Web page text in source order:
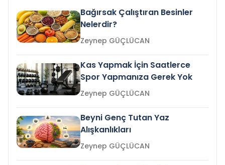
Bağırsak Çalıştıran Besinler
Nelerdir?
Zeynep GÜÇLÜCAN
Kas Yapmak İçin Saatlerce
Spor Yapmanıza Gerek Yok
Zeynep GÜÇLÜCAN
Beyni Genç Tutan Yaz
Alışkanlıkları
Zeynep GÜÇLÜCAN